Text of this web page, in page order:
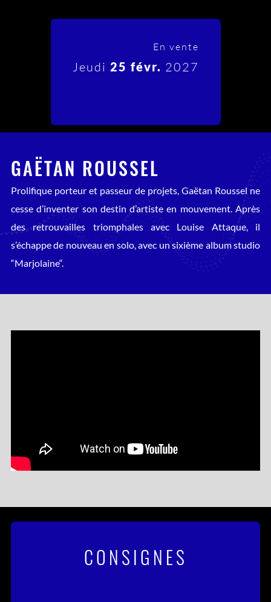
En vente
Jeudi 25 févr. 2027
GAËTAN ROUSSEL
Prolifique porteur et passeur de projets, Gaëtan Roussel ne
cesse d’inventer son destin d’artiste en mouvement. Après
des retrouvailles triomphales avec Louise Attaque, il
s’échappe de nouveau en solo, avec un sixième album studio
“Marjolaine“.
CONSIGNES